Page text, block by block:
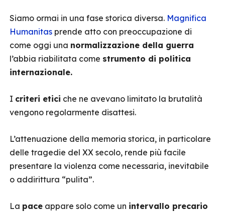
Siamo ormai in una fase storica diversa. Magnifica
Humanitas prende atto con preoccupazione di
come oggi una normalizzazione della guerra
l’abbia riabilitata come strumento di politica
internazionale.
I criteri etici che ne avevano limitato la brutalità
vengono regolarmente disattesi.
L’attenuazione della memoria storica, in particolare
delle tragedie del XX secolo, rende più facile
presentare la violenza come necessaria, inevitabile
o addirittura “pulita”.
La pace appare solo come un intervallo precario